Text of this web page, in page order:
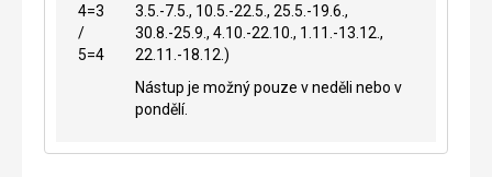
4=3
/
5=4
3.5.-7.5., 10.5.-22.5., 25.5.-19.6.,
30.8.-25.9., 4.10.-22.10., 1.11.-13.12.,
22.11.-18.12.)
Nástup je možný pouze v neděli nebo v
pondělí.